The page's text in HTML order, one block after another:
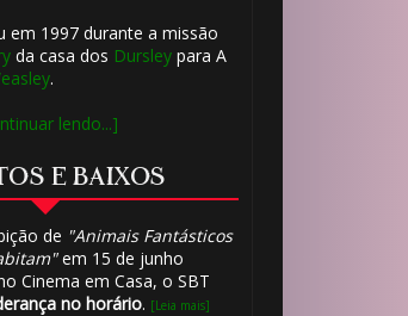
em 1997 durante a missão
da casa dos Dursleypara A
.
lendo...]
E BAIXOS
de "Animais Fantásticos
em 15 de junho
Cinema em Casa, o SBT
no horário. [Leia mais]